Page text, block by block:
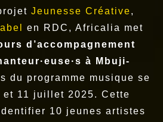
Jeunesse Créative,
en RDC, Africalia met
d’accompagnement
à Mbuji-
du programme musique se
et 11 juillet 2025. Cette
10 jeunes artistes